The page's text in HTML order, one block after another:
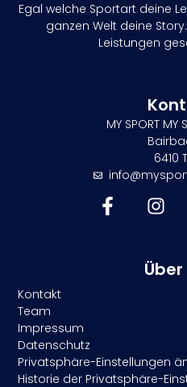
Egal welche Sportart deine
ganzen Welt deine
Leistungen
MY SPORT MY
6410
Kontakt
Team
Impressum
Datenschutz
Privatsphäre-Einstellungen
Historie der Privatsphäre-